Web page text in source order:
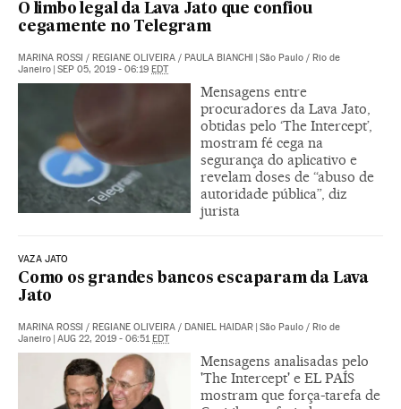
O limbo legal da Lava Jato que confiou
cegamente no Telegram
MARINA ROSSI / REGIANE OLIVEIRA / PAULA BIANCHI | São Paulo / Rio de
Janeiro | SEP 05, 2019 - 06:19 EDT
Mensagens entre
procuradores da Lava Jato,
obtidas pelo ‘The Intercept’,
mostram fé cega na
segurança do aplicativo e
revelam doses de “abuso de
autoridade pública”, diz
jurista
VAZA JATO
Como os grandes bancos escaparam da Lava
Jato
MARINA ROSSI / REGIANE OLIVEIRA / DANIEL HAIDAR | São Paulo / Rio de
Janeiro | AUG 22, 2019 - 06:51EDT
Mensagens analisadas pelo
'The Intercept' e EL PAÍS
mostram que força-tarefa de